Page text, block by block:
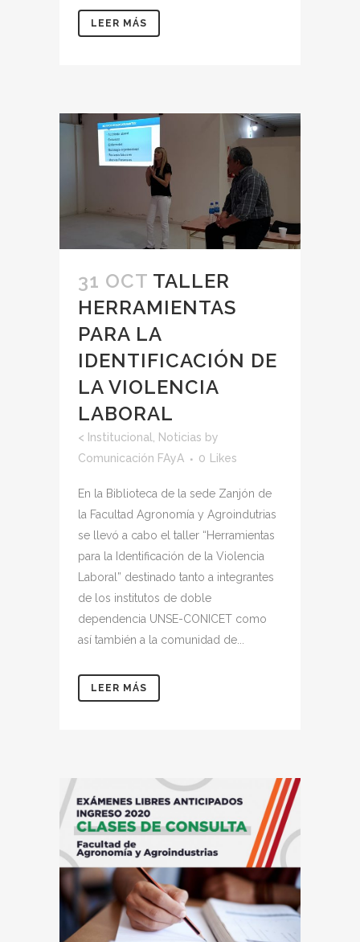
LEER MÁS
31 OCT TALLER
HERRAMIENTAS
PARA LA
IDENTIFICACIÓN DE
LA VIOLENCIA
LABORAL
< Institucional Noticias by
Comunicación FAyA
0 Likes
En la Biblioteca de la sede Zanjón de
la Facultad Agronomía y Agroindutrias
se llevó a cabo el taller “Herramientas
para la Identificación de la Violencia
Laboral” destinado tanto a integrantes
de los institutos de doble
dependencia UNSE-CONICET como
así también a la comunidad de...
LEER MÁS